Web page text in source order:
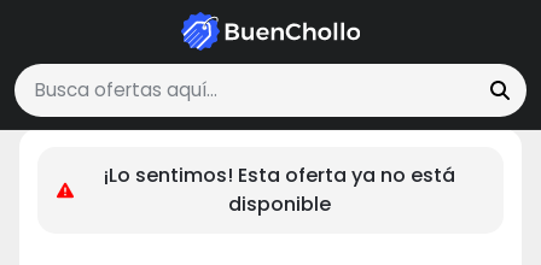
Buscar ofertas
Hogar y Cocina Intex 28428EX Spa hinchable, Beige, 6
¡Lo sentimos! Esta oferta ya no está
disponible